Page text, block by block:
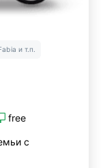
и т.п.
free
с